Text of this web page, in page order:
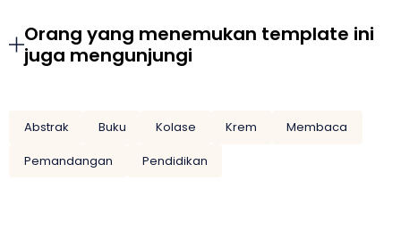
Orang yang menemukan template ini
juga mengunjungi
Abstrak Buku Kolase Krem
Membaca
Pemandangan
Pendidikan